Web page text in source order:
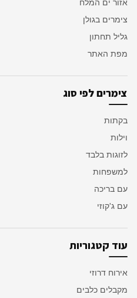
אזור ים המלח
צימרים בגולן
גליל תחתון
מפת האתר
צימרים לפי סוג
בקתות
וילות
לזוגות בלבד
למשפחות
עם בריכה
עם ג'קוזי
עוד קטגוריות
אירוח דרוזי
מקבלים כלבים